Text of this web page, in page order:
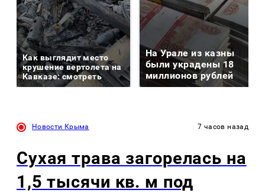
Как выглядит место
крушение вертолета на
Кавказе: смотреть
На Урале из казны
были украдены 18
миллионов рублей
Новости Крыма 7 часов назад
Сухая трава загорелась на
1,5 тысячи кв. м под